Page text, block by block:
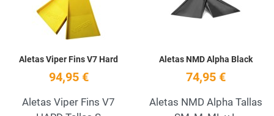
Aletas Viper Fins V7 Hard
94,95 €
Aletas Viper Fins V7
Aletas NMD Alpha Black
74,95 €
Aletas NMD Alpha Tallas